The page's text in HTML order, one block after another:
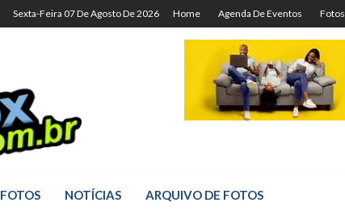
Sexta-Feira 07 De Agosto De 2026 Home Agenda De Eventos Fotos
FOTOS NOTÍCIAS ARQUIVO DE FOTOS